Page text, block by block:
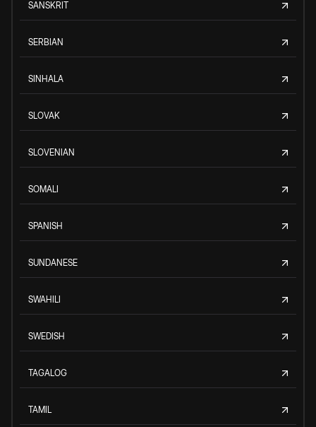
SANSKRIT
SERBIAN
SINHALA
SLOVAK
SLOVENIAN
SOMALI
SPANISH
SUNDANESE
SWAHILI
SWEDISH
TAGALOG
TAMIL